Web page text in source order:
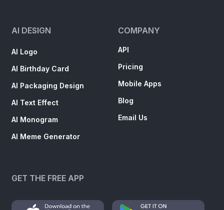
AI DESIGN
AI Logo
AI Birthday Card
AI Packaging Design
AI Text Effect
AI Monogram
AI Meme Generator
COMPANY
API
Pricing
Mobile Apps
Blog
Email Us
GET THE FREE APP